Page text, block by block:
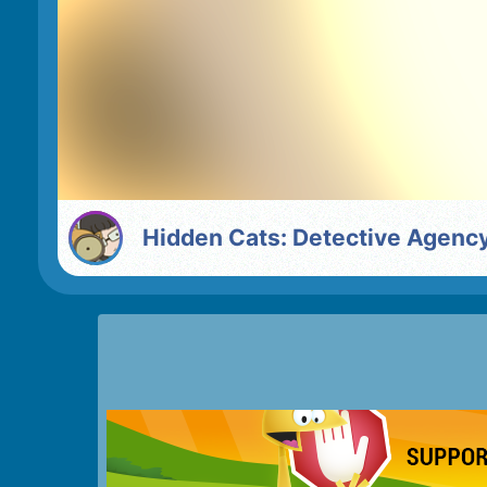
Hidden Cats: Detective